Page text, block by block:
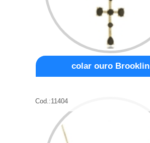
colar ouro Brooklin
Cod.:11404